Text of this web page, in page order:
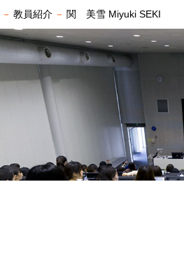
－ 教員紹介 － 関 美雪 Miyuki SEKI